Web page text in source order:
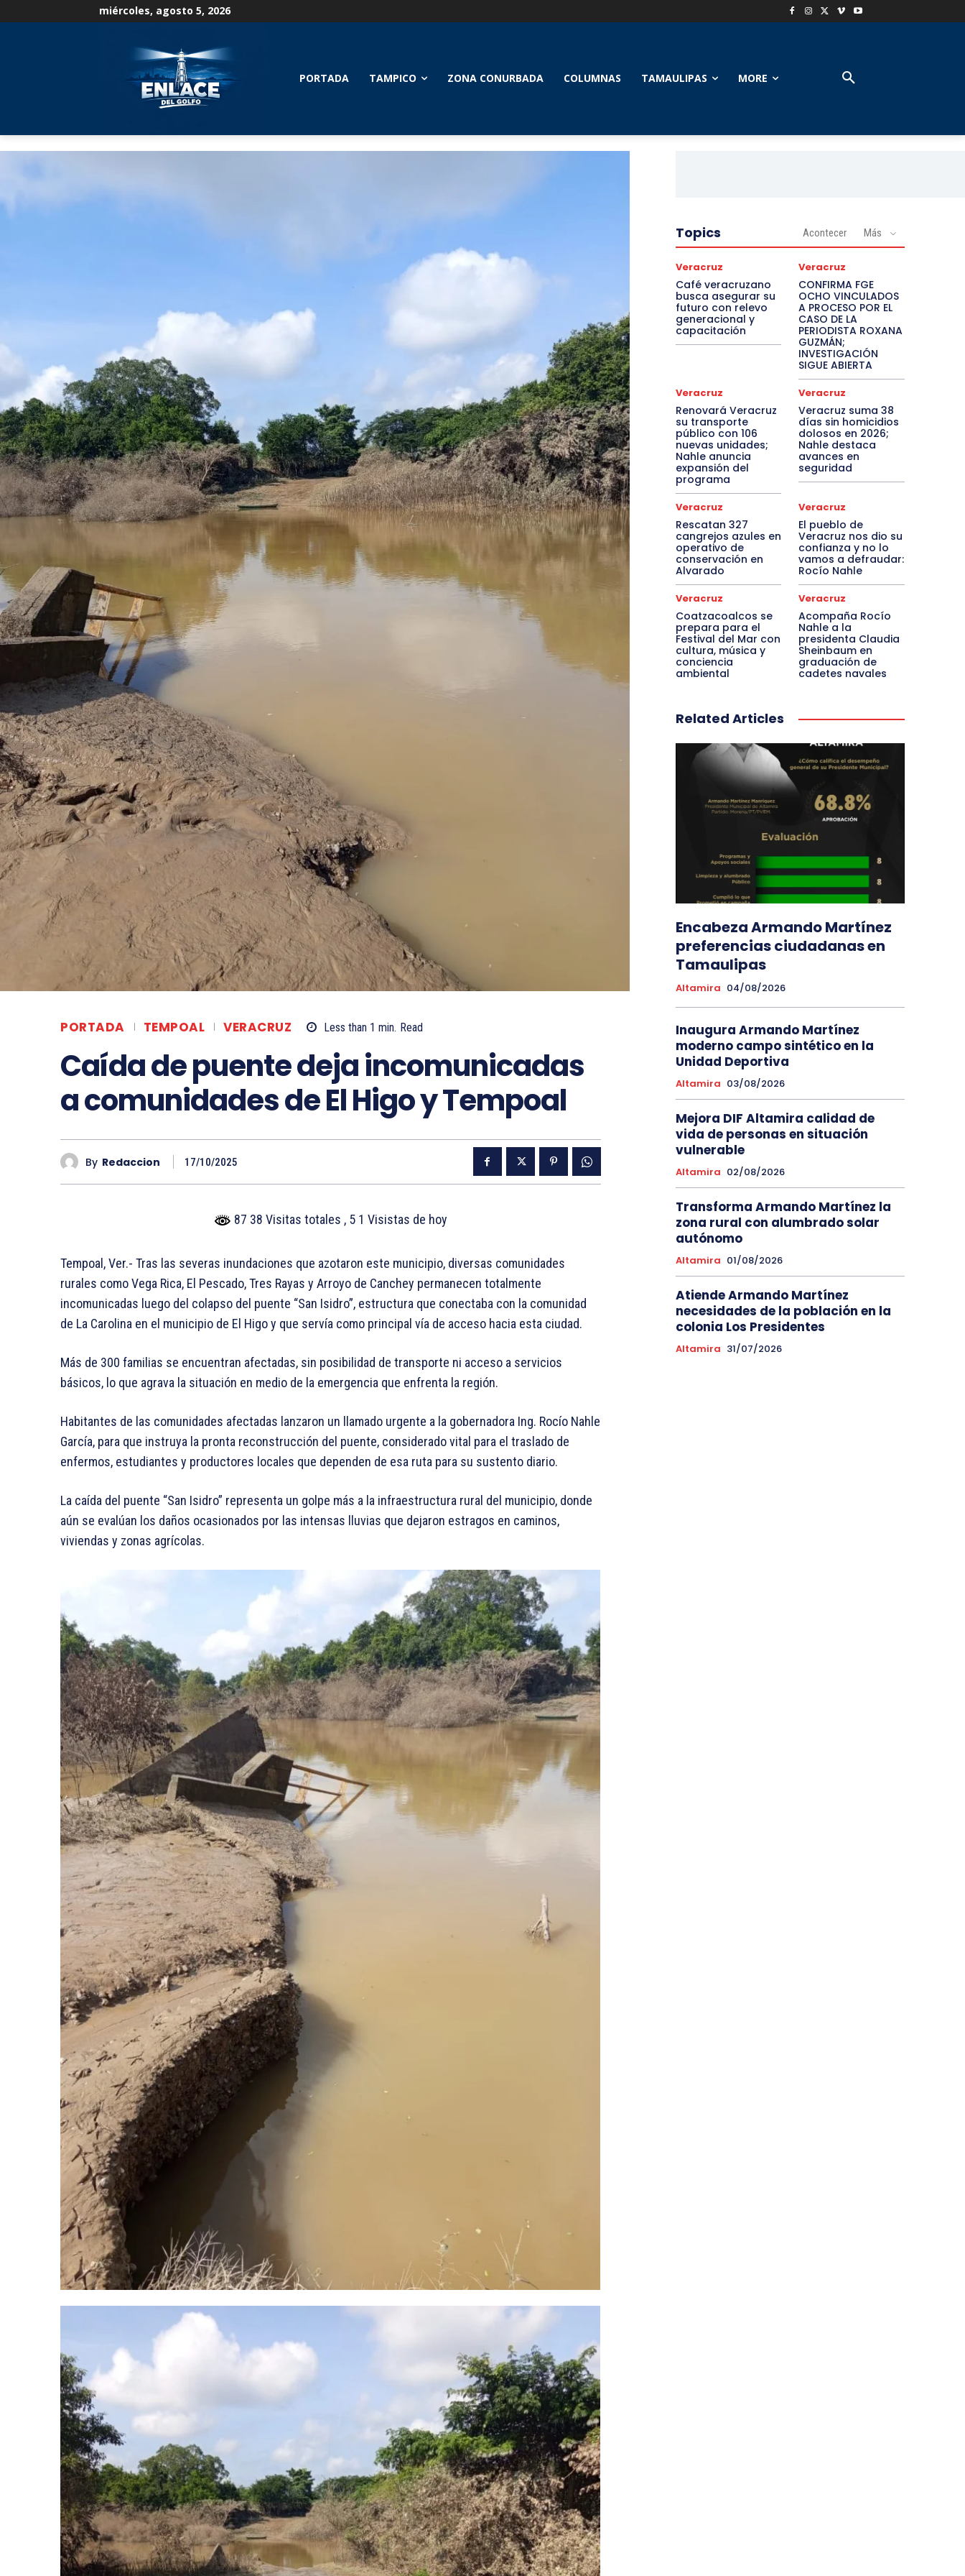
miércoles, agosto 5, 2026
PORTADA TAMPICO ZONA CONURBADA COLUMNAS TAMAULIPAS MORE
PORTADA TEMPOAL VERACRUZ Less than 1 min. Read
Caída de puente deja incomunicadas
a comunidades de El Higo y Tempoal
By Redaccion 17/10/2025
87 38 Visitas totales , 5 1 Visistas de hoy
Tempoal, Ver.- Tras las severas inundaciones que azotaron este municipio, diversas comunidades
rurales como Vega Rica, El Pescado, Tres Rayas y Arroyo de Canchey permanecen totalmente
incomunicadas luego del colapso del puente “San Isidro”, estructura que conectaba con la comunidad
de La Carolina en el municipio de El Higo y que servía como principal vía de acceso hacia esta ciudad.
Más de 300 familias se encuentran afectadas, sin posibilidad de transporte ni acceso a servicios
básicos, lo que agrava la situación en medio de la emergencia que enfrenta la región.
Habitantes de las comunidades afectadas lanzaron un llamado urgente a la gobernadora Ing. Rocío Nahle
García, para que instruya la pronta reconstrucción del puente, considerado vital para el traslado de
enfermos, estudiantes y productores locales que dependen de esa ruta para su sustento diario.
La caída del puente “San Isidro” representa un golpe más a la infraestructura rural del municipio, donde
aún se evalúan los daños ocasionados por las intensas lluvias que dejaron estragos en caminos,
viviendas y zonas agrícolas.
Topics Acontecer Más
Veracruz
Café veracruzano
busca asegurar su
futuro con relevo
generacional y
capacitación
Veracruz
CONFIRMA FGE
OCHO VINCULADOS
A PROCESO POR EL
CASO DE LA
PERIODISTA ROXANA
GUZMÁN;
INVESTIGACIÓN
SIGUE ABIERTA
Veracruz
Renovará Veracruz
su transporte
público con 106
nuevas unidades;
Nahle anuncia
expansión del
programa
Veracruz
Veracruz suma 38
días sin homicidios
dolosos en 2026;
Nahle destaca
avances en
seguridad
Veracruz
Rescatan 327
cangrejos azules en
operativo de
conservación en
Alvarado
Veracruz
El pueblo de
Veracruz nos dio su
confianza y no lo
vamos a defraudar:
Rocío Nahle
Veracruz
Coatzacoalcos se
prepara para el
Festival del Mar con
cultura, música y
conciencia
ambiental
Veracruz
Acompaña Rocío
Nahle a la
presidenta Claudia
Sheinbaum en
graduación de
cadetes navales
Related Articles
Encabeza Armando Martínez
preferencias ciudadanas en
Tamaulipas
Altamira 04/08/2026
Inaugura Armando Martínez
moderno campo sintético en la
Unidad Deportiva
Altamira 03/08/2026
Mejora DIF Altamira calidad de
vida de personas en situación
vulnerable
Altamira 02/08/2026
Transforma Armando Martínez la
zona rural con alumbrado solar
autónomo
Altamira 01/08/2026
Atiende Armando Martínez
necesidades de la población en la
colonia Los Presidentes
Altamira 31/07/2026